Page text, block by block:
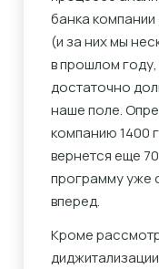
банка
(и за них мы
в прошлом
достаточно
наше поле.
компанию 1400
вернется еще
программу уже
вперед.
Кроме